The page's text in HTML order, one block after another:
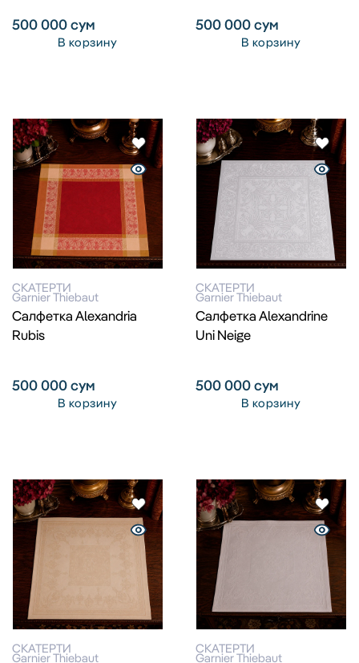
500 000сум
В корзину
500 000сум
В корзину
СКАТЕРТИ
Garnier Thiebaut
Салфетка Alexandria
Rubis
500 000сум
В корзину
СКАТЕРТИ
Garnier Thiebaut
Салфетка Alexandrine
Uni Neige
500 000сум
В корзину
СКАТЕРТИ
Garnier Thiebaut
СКАТЕРТИ
Garnier Thiebaut